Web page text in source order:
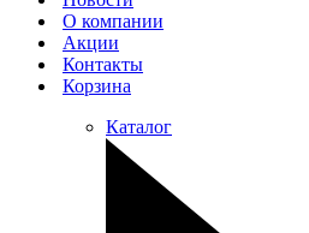
О компании
Акции
Контакты
Корзина
Каталог